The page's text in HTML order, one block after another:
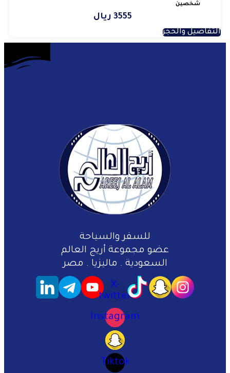
شخصين
3555 ريال
التفاصيل والحجز
للسفر والسياحة
عضو مجموعة أريج العالم
السعودية . ماليزيا . مصر
X-
twitter
Instagram
Tiktok